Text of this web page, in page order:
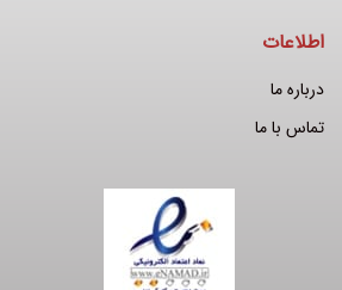
اطلاعات
درباره ما
تماس با ما